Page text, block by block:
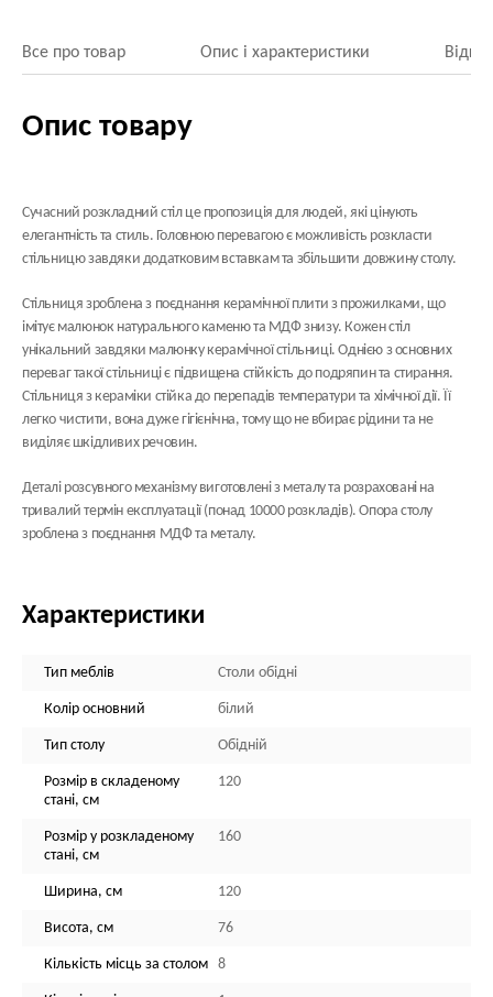
Все про товар Опис і характеристики
Опис товару
Сучасний розкладний стіл це пропозиція для людей, які цінують
елегантність та стиль. Головною перевагою є можливість розкласти
стільницю завдяки додатковим вставкам та збільшити довжину столу.
Стільниця зроблена з поєднання керамічної плити з прожилками, що
імітує малюнок натурального каменю та МДФ знизу. Кожен стіл
унікальний завдяки малюнку керамічної стільниці. Однією з основних
переваг такої стільниці є підвищена стійкість до подряпин та стирання.
Стільниця з кераміки стійка до перепадів температури та хімічної дії. Її
легко чистити, вона дуже гігієнічна, тому що не вбирає рідини та не
виділяє шкідливих речовин.
Деталі розсувного механізму виготовлені з металу та розраховані на
тривалий термін експлуатації (понад 10000 розкладів). Опора столу
зроблена з поєднання МДФ та металу.
Характеристики
Тип меблів Столи обідні
Колір основний білий
Тип столу Обідній
Розмір в складеному
стані, см
120
Розмір у розкладеному
стані, см
160
Ширина, см 120
Висота, см 76
Кількість місць за столом 8